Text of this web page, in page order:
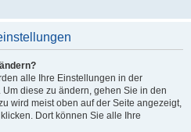
alle Ihre Einstellungen in der
diese zu ändern, gehen Sie in den
wird meist oben auf der Seite angezeigt,
Dort können Sie alle Ihre